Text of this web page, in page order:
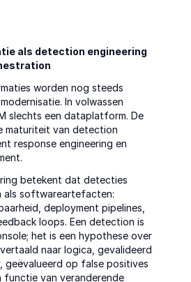
als detection engineering
worden nog steeds
In volwassen
slechts een dataplatform. De
maturiteit van detection
response engineering en
betekent dat detecties
als softwareartefacten:
deployment pipelines,
loops. Een detection is
het is een hypothese over
naar logica, gevalideerd
geëvalueerd op false positives
functie van veranderende